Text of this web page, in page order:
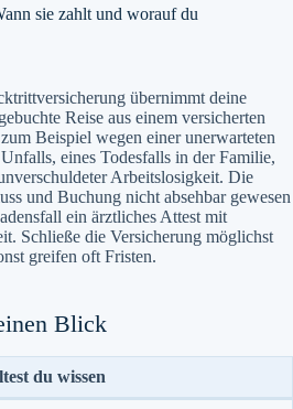
sie zahlt und worauf du
übernimmt deine
Reise aus einem versicherten
Beispiel wegen einer unerwarteten
eines Todesfalls in der Familie,
Arbeitslosigkeit. Die
und Buchung nicht absehbar gewesen
ein ärztliches Attest mit
Schließe die Versicherung möglichst
greifen oft Fristen.
Blick
du wissen